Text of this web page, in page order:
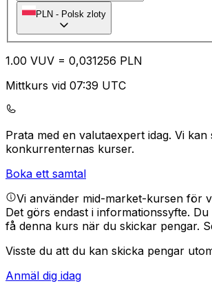
PLN - Polsk zloty
1.00 VUV = 0,031256 PLN
Mittkurs vid 07:39 UTC
Prata med en valutaexpert idag. Vi kan
konkurrenternas kurser.
Boka ett samtal
Vi använder mid-market-kursen för
Det görs endast i informationssyfte.
få denna kurs när du skickar pengar.
Visste du att du kan skicka pengar
Anmäl dig idag